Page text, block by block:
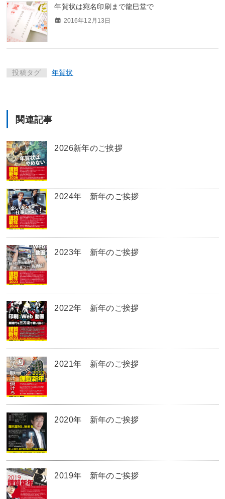
年賀状は宛名印刷まで龍巳堂で
2016年12月13日
投稿タグ 年賀状
関連記事
2026新年のご挨拶
2024年 新年のご挨拶
2023年 新年のご挨拶
2022年 新年のご挨拶
2021年 新年のご挨拶
2020年 新年のご挨拶
2019年 新年のご挨拶